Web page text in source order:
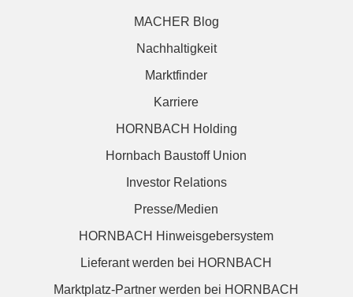
MACHER Blog
Nachhaltigkeit
Marktfinder
Karriere
HORNBACH Holding
Hornbach Baustoff Union
Investor Relations
Presse/Medien
HORNBACH Hinweisgebersystem
Lieferant werden bei HORNBACH
Marktplatz-Partner werden bei HORNBACH